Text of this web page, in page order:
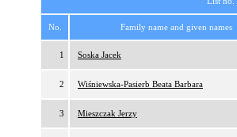
No. Family name and given names
1 Soska Jacek
2 Wiśniewska-Pasierb Beata Barbara
3 Mieszczak Jerzy